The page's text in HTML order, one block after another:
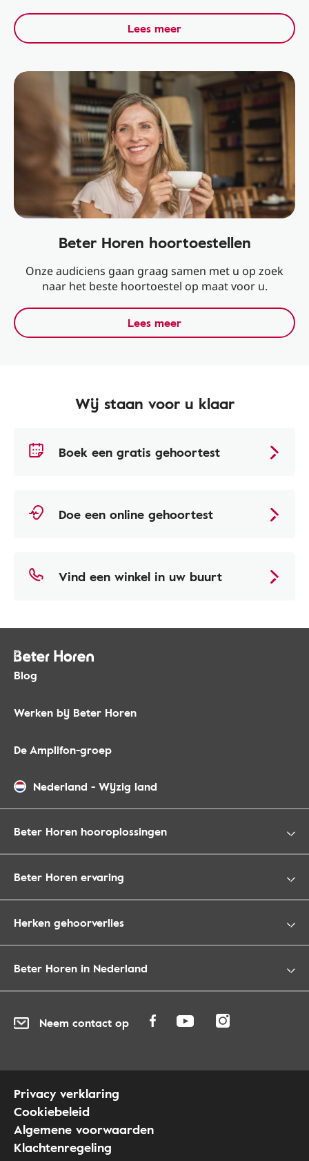
Lees meer
Beter Horen hoortoestellen
Onze audiciens gaan graag samen met u op zoek
naar het beste hoortoestel op maat voor u.
Lees meer
Wij staan voor u klaar
Boek een gratis gehoortest
Doe een online gehoortest
Vind een winkel in uw buurt
Blog
Werken bij Beter Horen
De Amplifon-groep
Nederland - Wijzig land
Beter Horen hooroplossingen
Beter Horen ervaring
Herken gehoorverlies
Beter Horen in Nederland
Neem contact op
Privacy verklaring
Cookiebeleid
Algemene voorwaarden
Klachtenregeling